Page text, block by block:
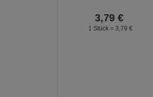
3,79 €
1 Stück = 3, 79 €